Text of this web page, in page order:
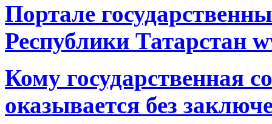
Портале
Республики Татарстан
Кому государственная
оказывается без